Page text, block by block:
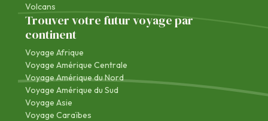
Volcans
Trouver votre futur voyage par
continent
Voyage Afrique
Voyage Amérique Centrale
Voyage Amérique du Nord
Voyage Amérique du Sud
Voyage Asie
Voyage Caraïbes